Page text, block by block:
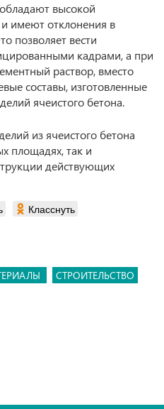
высокой
имеют отклонения в
позволяет вести
кадрами, а при
раствор, вместо
составы, изготовленные
ячеистого бетона.
из ячеистого бетона
площадях, так и
действующих
Класснуть
СТРОИТЕЛЬСТВО